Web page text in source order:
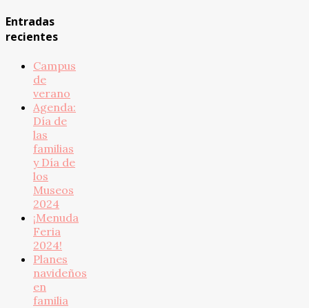
Entradas
recientes
Campus
de
verano
Agenda:
Día de
las
familias
y Día de
los
Museos
2024
¡Menuda
Feria
2024!
Planes
navideños
en
familia